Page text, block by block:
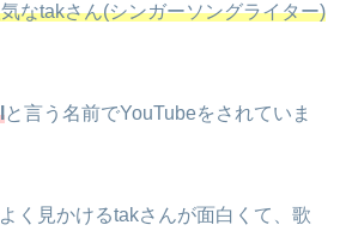
なtakさん(シンガーソングライター)
と言う名前でYouTubeをされていま
く見かけるtakさんが面白くて、歌